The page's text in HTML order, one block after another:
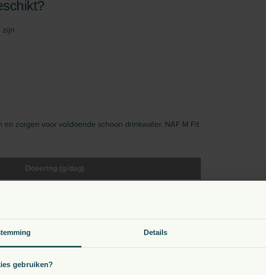
Details
gebruiken?
zijn
zorgen voor voldoende schoon drinkwater. NAF M Fit
Dosering (g/dag)